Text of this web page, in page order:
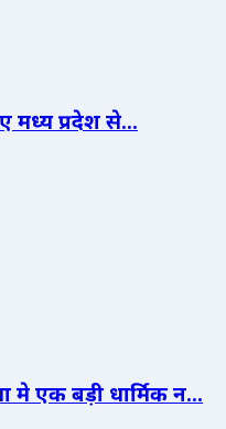
मध्य प्रदेश से...
एक बड़ी धार्मिक न...